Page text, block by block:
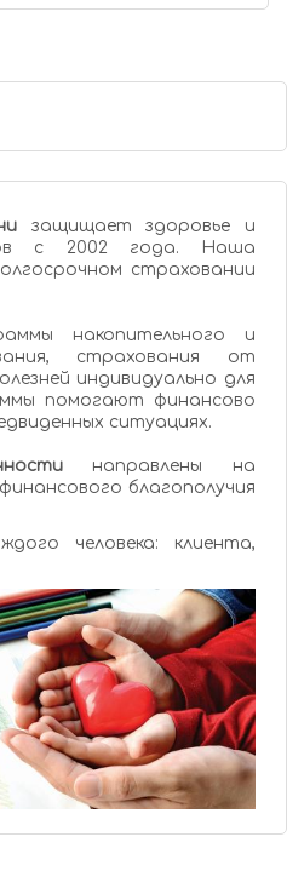
защищает здоровье и
с 2002 года. Наша
страховании
накопительного и
от
индивидуально для
защитить семью в непредвиденных ситуациях.
направлены на
благополучия
человека: клиента,